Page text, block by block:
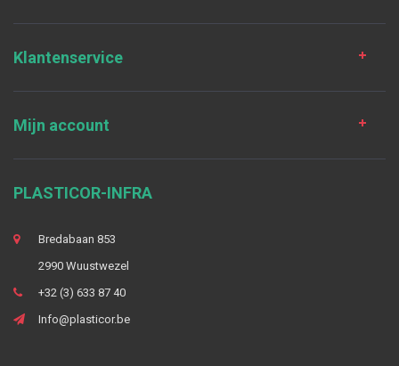
Klantenservice
Mijn account
PLASTICOR-INFRA
Bredabaan 853
2990 Wuustwezel
+32 (3) 633 87 40
Info@plasticor.be